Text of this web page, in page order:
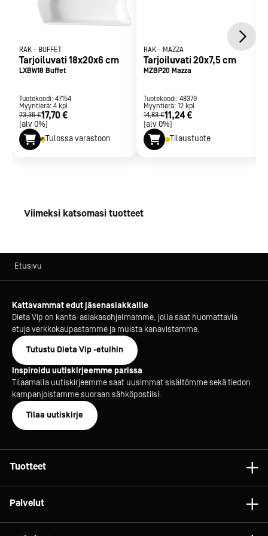
RAK - BUFFET
Tarjoiluvati 18x20x6 cm
LXBW18 Buffet
Tuotekoodi: 47154
Myyntierä: 4 kpl
23,36 €17,70 €
[alv 0%]
Tulossa varastoon
RAK - MAZZA
Tarjoiluvati 20x7,5 cm
MZBP20 Mazza
Tuotekoodi: 48379
Myyntierä: 12 kpl
14,83 €11,24 €
[alv 0%]
Tilaustuote
Viimeksi katsomasi tuotteet
Etusivu
Kattavammat edut jäsenasiakkaille
Dieta Vip on kanta-asiakasohjelmamme, jolla saat huomattavia
etuja verkkokaupastamme ja muista kanavistamme.
Tutustu Dieta Vip -etuihin
Inspiroidu uutiskirjeemme parissa
Tilaamalla uutiskirjeemme saat uusimmat sisältömme sekä tiedon
kampanjoistamme suoraan sähköpostiisi.
Tilaa uutiskirje
Tuotteet
Palvelut
Konsultointi